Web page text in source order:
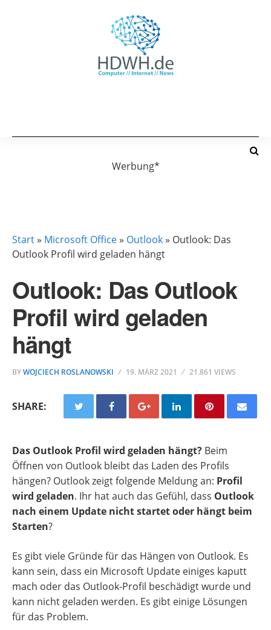
Werbung*
Start» Microsoft Office» Outlook» Outlook: Das
Outlook Profil wird geladen hängt
Outlook: Das Outlook
Profil wird geladen
hängt
BYWOJCIECH ROSLANOWSKI 19. MÄRZ 2021 21.861 VIEWS
SHARE:
Das Outlook Profil wird geladen hängt? Beim
Öffnen von Outlook bleibt das Laden des Profils
hängen? Outlook zeigt folgende Meldung an: Profil
wird geladen. Ihr hat auch das Gefühl, dass Outlook
nach einem Update nicht startet oder hängt beim
Starten?
Es gibt viele Gründe für das Hängen von Outlook. Es
kann sein, dass ein Microsoft Update einiges kaputt
mach oder das Outlook-Profil beschädigt wurde und
kann nicht geladen werden. Es gibt einige Lösungen
für das Problem.